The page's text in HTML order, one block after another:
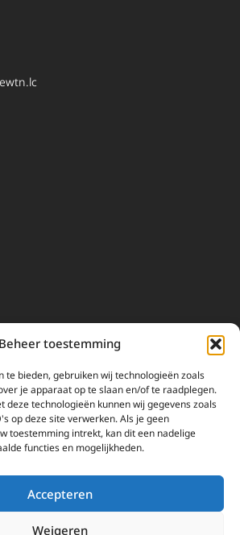
Beheer toestemming
te bieden, gebruiken wij technologieën zoals
je apparaat op te slaan en/of te raadplegen.
deze technologieën kunnen wij gegevens zoals
op deze site verwerken. Als je geen
toestemming intrekt, kan dit een nadelige
functies en mogelijkheden.
Accepteren
Weigeren
gefinancierd door uw donaties.
geen advertentie-inkomsten of